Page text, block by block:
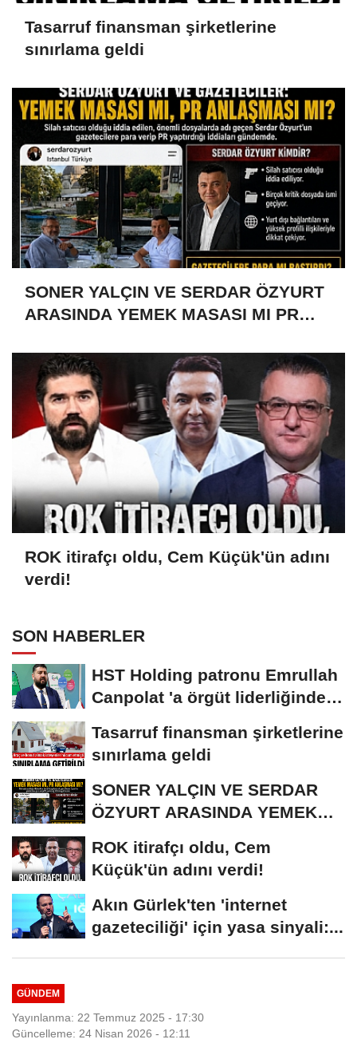
Tasarruf finansman şirketlerine
sınırlama geldi
SONER YALÇIN VE SERDAR ÖZYURT
ARASINDA YEMEK MASASI MI PR
ROK itirafçı oldu, Cem Küçük'ün adını
verdi!
SON HABERLER
HST Holding patronu Emrullah
Canpolat 'a örgüt liderliğinden
Tasarruf finansman şirketlerine
sınırlama geldi
SONER YALÇIN VE SERDAR
ÖZYURT ARASINDA YEMEK
ROK itirafçı oldu, Cem
Küçük'ün adını verdi!
Akın Gürlek'ten 'internet
gazeteciliği' için yasa sinyali:...
GÜNDEM
Yayınlanma: 22 Temmuz 2025 - 17:30
Güncelleme: 24 Nisan 2026 - 12:11